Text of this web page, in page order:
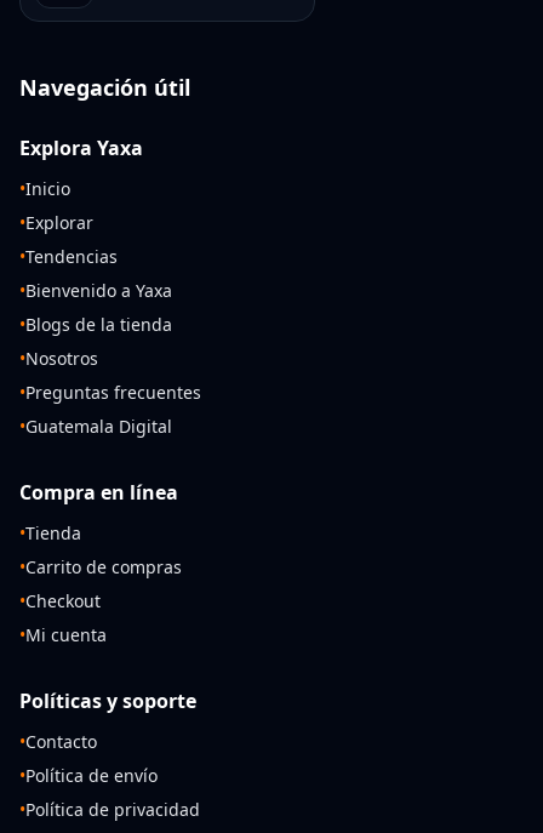
Navegación útil
Explora Yaxa
•Inicio
•Explorar
•Tendencias
•Bienvenido a Yaxa
•Blogs de la tienda
•Nosotros
•Preguntas frecuentes
•Guatemala Digital
Compra en línea
•Tienda
•Carrito de compras
•Checkout
•Mi cuenta
Políticas y soporte
•Contacto
•Política de envío
•Política de privacidad